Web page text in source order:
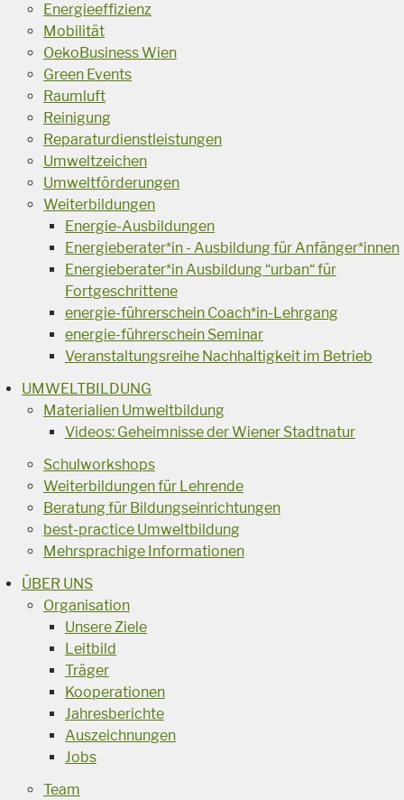
Energieeffizienz
Mobilität
OekoBusiness Wien
Green Events
Raumluft
Reinigung
Reparaturdienstleistungen
Umweltzeichen
Umweltförderungen
Weiterbildungen
Energie-Ausbildungen
Energieberater*in - Ausbildung für Anfänger*innen
Energieberater*in Ausbildung “urban“ für
Fortgeschrittene
energie-führerschein Coach*in-Lehrgang
energie-führerschein Seminar
Veranstaltungsreihe Nachhaltigkeit im Betrieb
UMWELTBILDUNG
Materialien Umweltbildung
Videos: Geheimnisse der Wiener Stadtnatur
Schulworkshops
Weiterbildungen für Lehrende
Beratung für Bildungseinrichtungen
best-practice Umweltbildung
Mehrsprachige Informationen
ÜBER UNS
Organisation
Unsere Ziele
Leitbild
Träger
Kooperationen
Jahresberichte
Auszeichnungen
Jobs
Team